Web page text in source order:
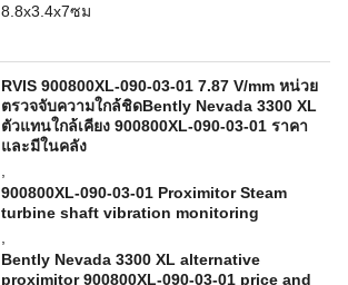
8.8x3.4x7ซม
RVIS 900800XL-090-03-01 7.87 V/mm หน่วย
ตรวจจับความใกล้ชิดBently Nevada 3300 XL
ตัวแทนใกล้เคียง 900800XL-090-03-01 ราคา
และมีในคลัง
900800XL-090-03-01 Proximitor Steam
turbine shaft vibration monitoring
Bently Nevada 3300 XL alternative
proximitor 900800XL-090-03-01 price and